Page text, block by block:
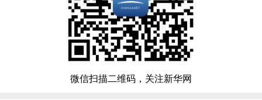
微信扫描二维码，关注新华网